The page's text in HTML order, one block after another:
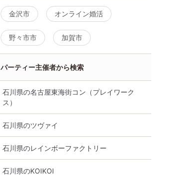
金沢市 オンライン婚活
野々市市 加賀市
パーティー主催者から検索
石川県の名古屋東海街コン（プレイワーク
ス）
石川県のツヴァイ
石川県のレインボーファクトリー
石川県のKOIKOI